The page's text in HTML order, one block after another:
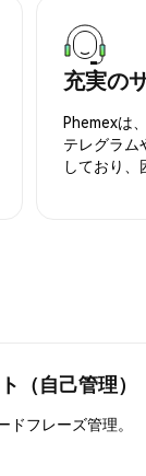
充実の
Phemexは
テレグラム
しており、
（自己管理）
フレーズ管理。